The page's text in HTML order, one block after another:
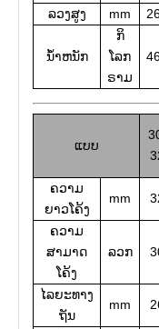
ລວງສູງ mm
ນ້ໍາຫນັກ
ກິ​
ໂລກ​
ຣາມ
ແບບ
ຄວາມ
ຍາວໂຄ້ງ
mm
ຄວາມ
ສາມາດ
ໂຄ້ງ
ລວກ
ໄລຍະທາງ
ຖັນ
mm